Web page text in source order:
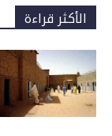
الأكثر قراءة